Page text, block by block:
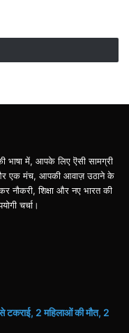
में, आपके लिए ऎसी सामग्री
एक मंच, आपकी आवाज़ उठाने के
नौकरी, शिक्षा और नए भारत की
चर्चा।
टकराई, 2 महिलाओं की मौत, 2